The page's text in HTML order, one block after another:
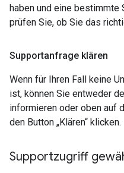
haben und eine bestimmte
prüfen Sie, ob Sie das
Supportanfrage klären
Wenn für Ihren Fall keine
ist, können Sie entweder
informieren oder oben auf
den Button „Klären“ klicken.
Supportzugriff